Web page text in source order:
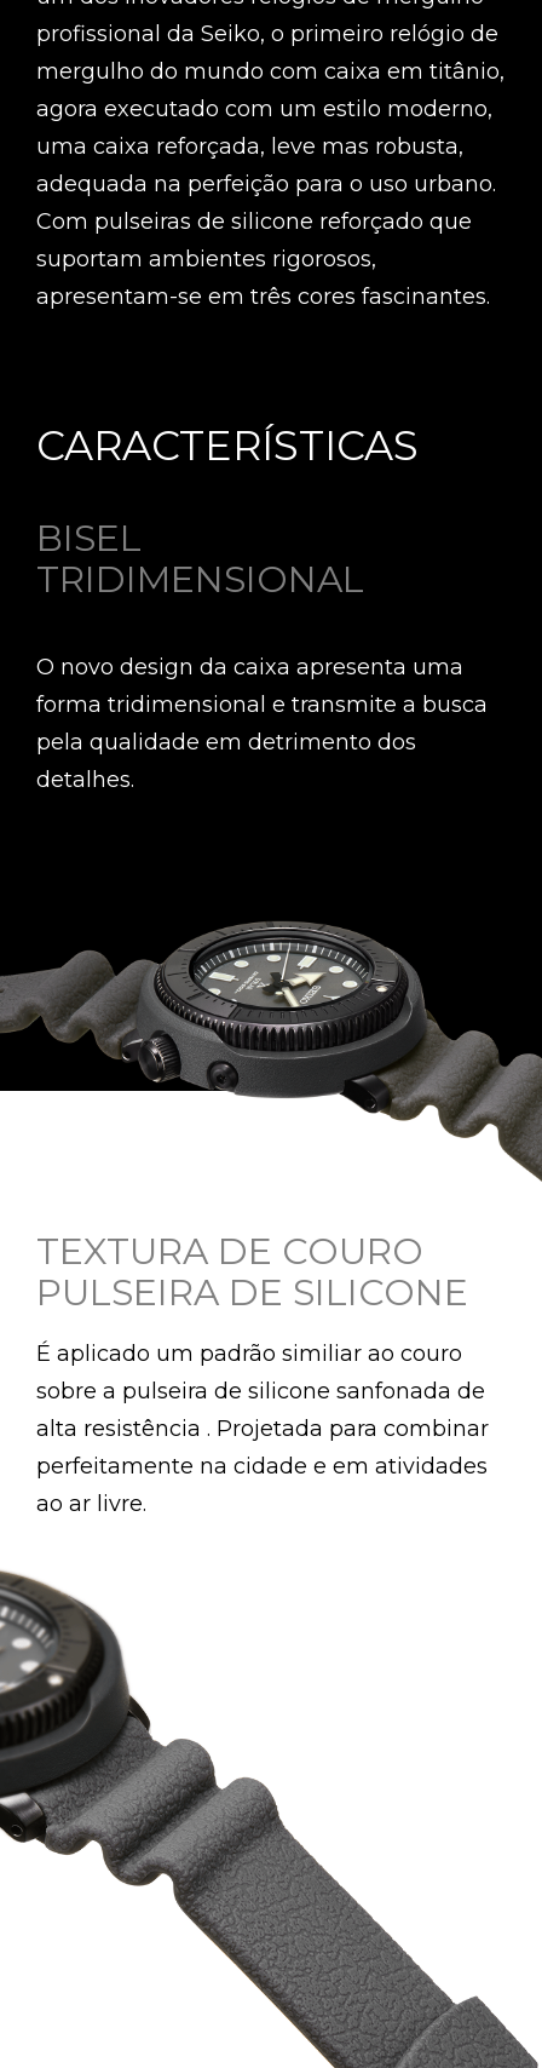
profissional da Seiko, o primeiro relógio de
mergulho do mundo com caixa em titânio,
agora executado com um estilo moderno,
uma caixa reforçada, leve mas robusta,
adequada na perfeição para o uso urbano.
Com pulseiras de silicone reforçado que
suportam ambientes rigorosos,
apresentam-se em três cores fascinantes.
CARACTERÍSTICAS
BISEL
TRIDIMENSIONAL
O novo design da caixa apresenta uma
forma tridimensional e transmite a busca
pela qualidade em detrimento dos
detalhes.
TEXTURA DE COURO
PULSEIRA DE SILICONE
É aplicado um padrão similiar ao couro
sobre a pulseira de silicone sanfonada de
alta resistência . Projetada para combinar
perfeitamente na cidade e em atividades
ao ar livre.